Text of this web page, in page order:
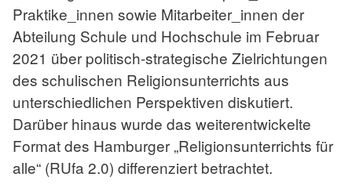
Praktike_innen sowie Mitarbeiter_innen der
Abteilung Schule und Hochschule im Februar
2021 über politisch-strategische Zielrichtungen
des schulischen Religionsunterrichts aus
unterschiedlichen Perspektiven diskutiert.
Darüber hinaus wurde das weiterentwickelte
Format des Hamburger „Religionsunterrichts für
alle“ (RUfa 2.0) differenziert betrachtet.